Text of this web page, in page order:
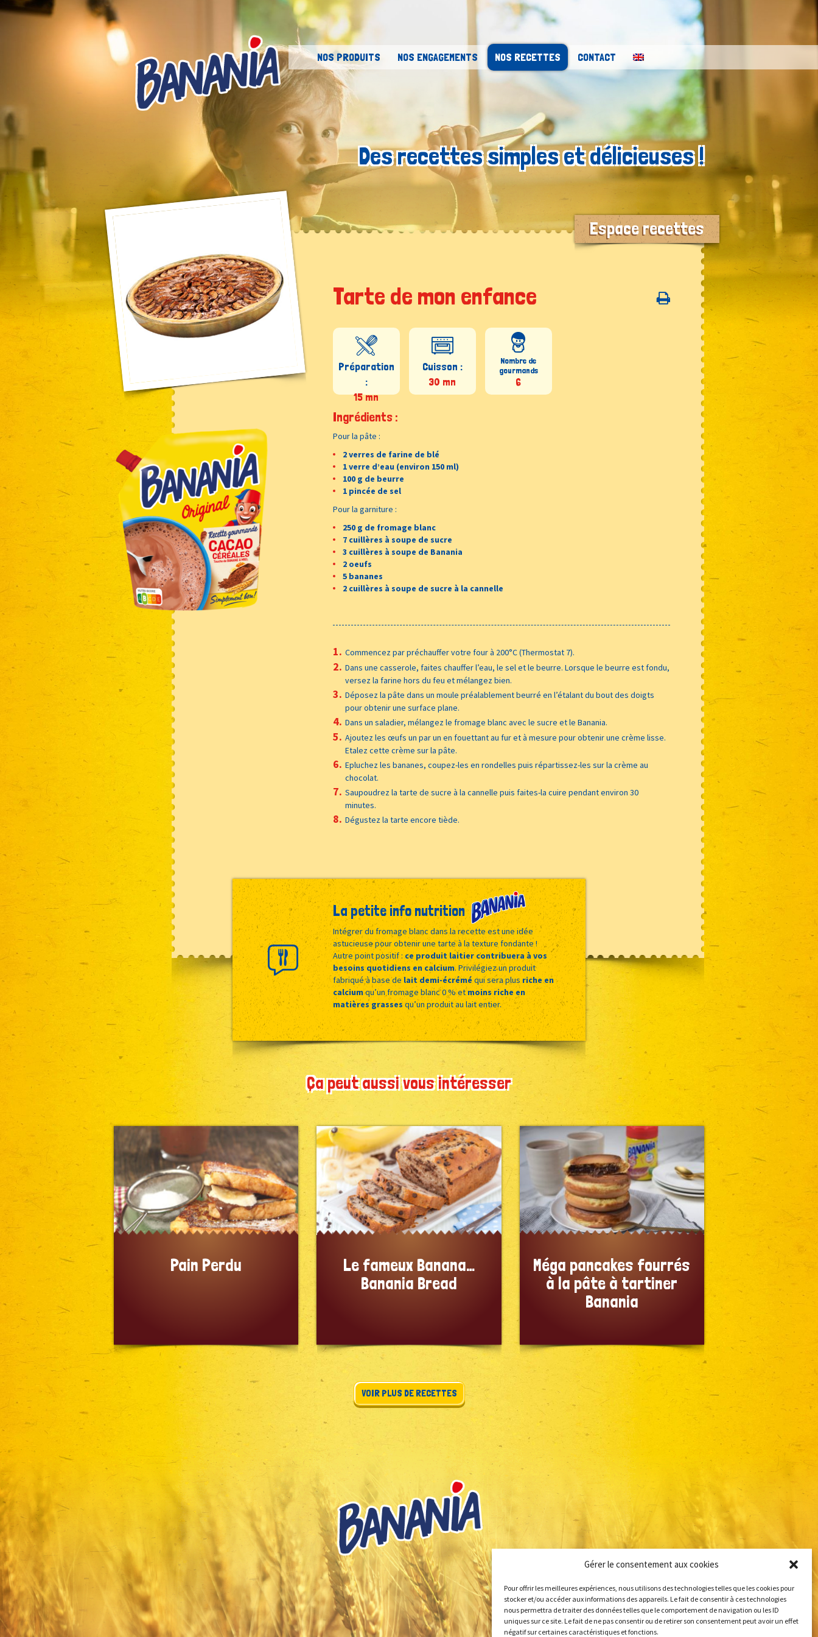
Gérer le consentement aux cookies
Pour offrir les meilleures expériences, nous utilisons des technologies telles que les cookies pour
stocker et/ou accéder aux informations des appareils. Le fait de consentir à ces technologies
nous permettra de traiter des données telles que le comportement de navigation ou les ID
uniques sur ce site. Le fait de ne pas consentir ou de retirer son consentement peut avoir un effet
négatif sur certaines caractéristiques et fonctions.
Skip to content
NOS PRODUITS NOS ENGAGEMENTS NOS RECETTES CONTACT
Des recettes simples et délicieuses !
Espace recettes
Tarte de mon enfance
Préparation
:
15 mn
Cuisson :
30 mn
Nombre de
gourmands
6
Ingrédients :
Pour la pâte :
2 verres de farine de blé
1 verre d’eau (environ 150 ml)
100 g de beurre
1 pincée de sel
Pour la garniture :
250 g de fromage blanc
7 cuillères à soupe de sucre
3 cuillères à soupe de Banania
2 oeufs
5 bananes
2 cuillères à soupe de sucre à la cannelle
Commencez par préchauffer votre four à 200°C (Thermostat 7).
Dans une casserole, faites chauffer l’eau, le sel et le beurre. Lorsque le beurre est fondu,
versez la farine hors du feu et mélangez bien.
Déposez la pâte dans un moule préalablement beurré en l’étalant du bout des doigts
pour obtenir une surface plane.
Dans un saladier, mélangez le fromage blanc avec le sucre et le Banania.
Ajoutez les œufs un par un en fouettant au fur et à mesure pour obtenir une crème lisse.
Etalez cette crème sur la pâte.
Epluchez les bananes, coupez-les en rondelles puis répartissez-les sur la crème au
chocolat.
Saupoudrez la tarte de sucre à la cannelle puis faites-la cuire pendant environ 30
minutes.
Dégustez la tarte encore tiède.
La petite info nutrition
Intégrer du fromage blanc dans la recette est une idée
astucieuse pour obtenir une tarte à la texture fondante !
Autre point positif : ce produit laitier contribuera à vos
besoins quotidiens en calcium. Privilégiez un produit
fabriqué à base delait demi-écrémé qui sera plus riche en
calciumqu’un fromage blanc 0 % etmoins riche en
matières grasses qu’un produit au lait entier.
Ça peut aussi vous intéresser
Pain Perdu
Le fameux Banana…
Banania Bread
Méga pancakes fourrés
à la pâte à tartiner
Banania
VOIR PLUS DE RECETTES